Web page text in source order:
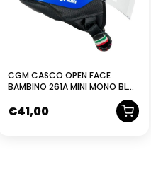
CGM CASCO OPEN FACE
BAMBINO 261A MINI MONO BLU
€41,00